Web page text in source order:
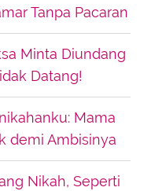
Tanpa Pacaran
Minta Diundang
Datang!
Mama
demi Ambisinya
Nikah, Seperti